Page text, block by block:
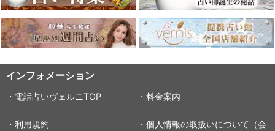
インフォメーション
・電話占いヴェルニTOP ・料金案内
・利用規約
・個人情報の取扱いについて（会